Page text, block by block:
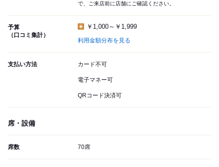
で、ご来店前に店舗にご確認ください。
予算
（口コミ集計）
￥1,000～￥1,999
利用金額分布を見る
支払い方法 カード不可
電子マネー可
QRコード決済可
席・設備
席数 70席